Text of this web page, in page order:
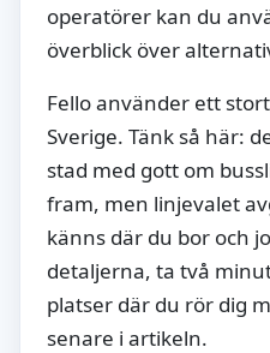
operatörer kan du
överblick över
Fello använder ett
Sverige. Tänk så här:
stad med gott om
fram, men linjevalet
känns där du bor och
detaljerna, ta två
platser där du rör dig
senare i artikeln.